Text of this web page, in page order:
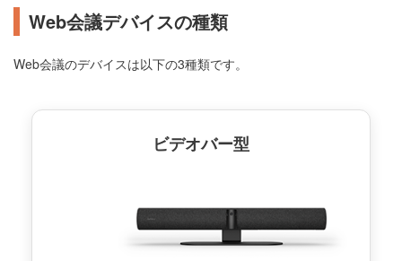
Web会議デバイスの種類
Web会議のデバイスは以下の3種類です。
ビデオバー型